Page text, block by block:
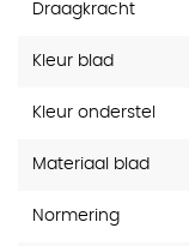
Draagkracht
Kleur blad
Kleur onderstel
Materiaal blad
Normering